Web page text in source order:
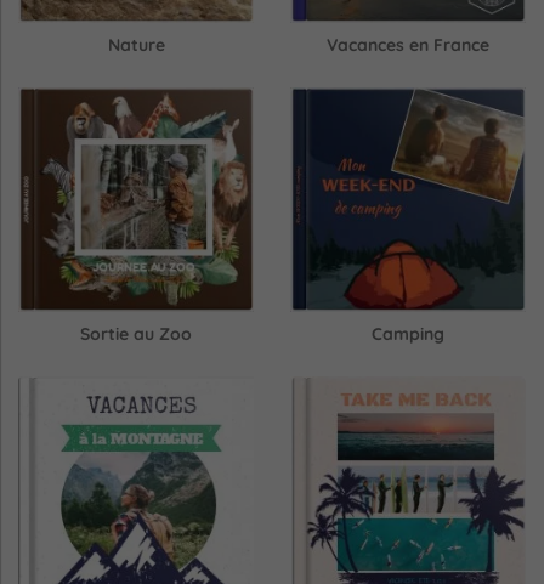
Nature Vacances en France
Sortie au Zoo Camping